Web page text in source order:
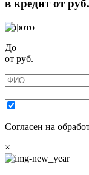
в кредит от
До
от руб.
Согласен на
×